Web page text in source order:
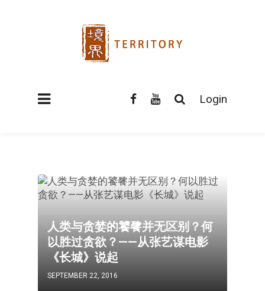
Login
人类与贪婪的饕餮并无区别？何
以胜过贪欲？——从张艺谋电影
《长城》说起
SEPTEMBER 22, 2016